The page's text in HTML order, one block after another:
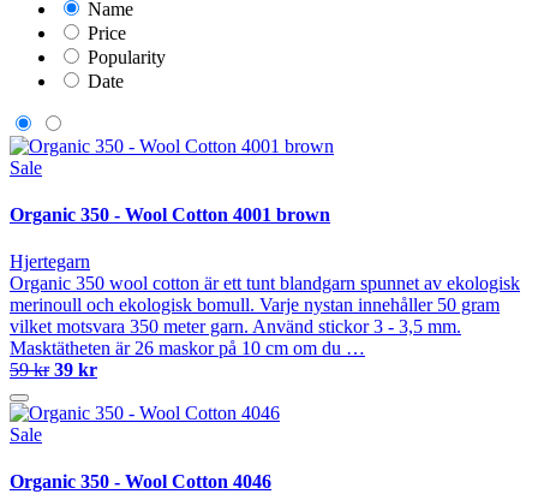
Name
Price
Popularity
Date
Sale
Organic 350 - Wool Cotton 4001 brown
Hjertegarn
Organic 350 wool cotton är ett tunt blandgarn spunnet av ekologisk
merinoull och ekologisk bomull. Varje nystan innehåller 50 gram
vilket motsvara 350 meter garn. Använd stickor 3 - 3,5 mm.
Masktätheten är 26 maskor på 10 cm om du …
59 kr 39 kr
Sale
Organic 350 - Wool Cotton 4046